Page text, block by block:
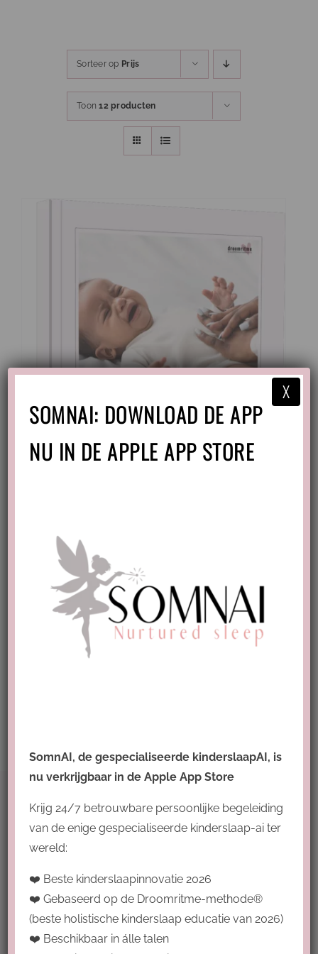
Sorteer op Prijs
Toon12 producten
Buikkrampjes Onrust hulpgids
Voorwaarden
Privacy policy & disclaimer
SOMNAI: DOWNLOAD DE APP
NU IN DE APPLE APP STORE
SomnAI, de gespecialiseerde kinderslaapAI, is
nu verkrijgbaar in de Apple App Store
Krijg 24/7 betrouwbare persoonlijke begeleiding
van de enige gespecialiseerde kinderslaap-ai ter
wereld:
❤️ Beste kinderslaapinnovatie 2026
❤️ Gebaseerd op de Droomritme-methode®
(beste holistische kinderslaap educatie van 2026)
❤️ Beschikbaar in álle talen
X